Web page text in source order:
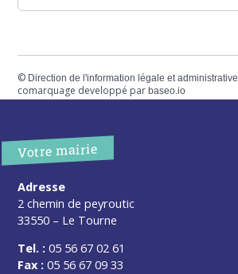
© Direction de l'information légale et administrative
comarquage developpé parbaseo.io
Votre mairie
Adresse
2 chemin de peyroutic
33550 – Le Tourne
Tel. : 05 56 67 02 61
Fax : 05 56 67 09 33